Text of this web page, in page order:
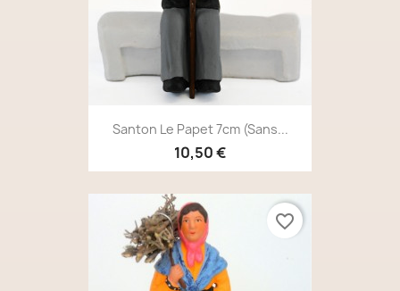
Santon Le Papet 7cm (sans...
10,50 €
favorite_border